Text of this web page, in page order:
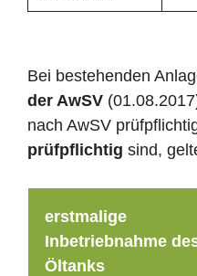
Bei bestehenden
der AwSV
nach AwSV
prüfpflichtig sind,
erstmalige
Inbetriebnahme
Öltanks